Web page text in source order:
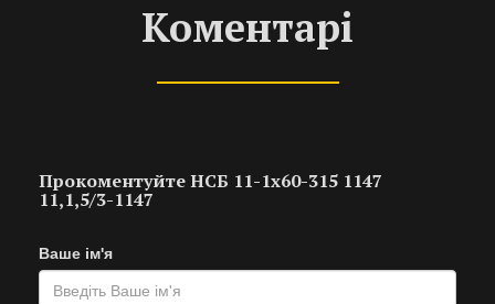
Коментарі
Прокоментуйте НСБ 11-1х60-315 1147
11,1,5/3-1147
Ваше ім'я